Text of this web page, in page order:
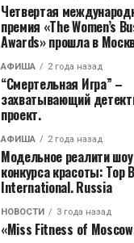
Четвертая
премия «The Women’s
Awards» прошла в
АФИША 2 года назад
“Смертельная Игра” –
захватывающий
проект.
АФИША 2 года назад
Модельное реалити шоу
конкурса красоты: Top
International. Russia
НОВОСТИ 3 года назад
«Miss Fitness of